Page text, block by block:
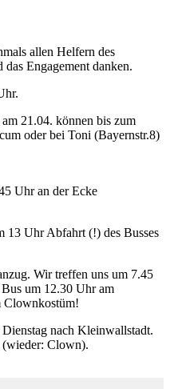
allen Helfern des
Engagement danken.
21.04. können bis zum
oder bei Toni (Bayernstr.8)
Uhr an der Ecke
13 Uhr Abfahrt (!) des Busses
Wir treffen uns um 7.45
um 12.30 Uhr am
Clownkostüm!
nach Kleinwallstadt.
Clown).